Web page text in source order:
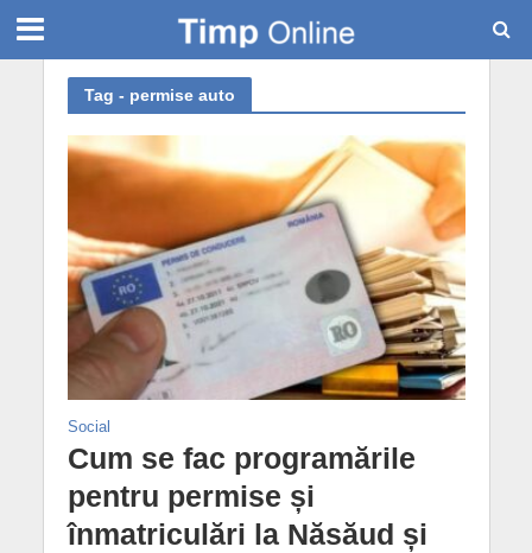
Tag - permise auto
Social
Cum se fac programările
pentru permise și
înmatriculări la Năsăud și